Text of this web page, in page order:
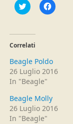
Fai
clic
su
Twitter
(Si
apre
in
una
nuova
finestra)
Fai
clic
una
nuova
finestra)
Correlati
Beagle Poldo
26 Luglio 2016
In "Beagle"
Beagle Molly
26 Luglio 2016
In "Beagle"